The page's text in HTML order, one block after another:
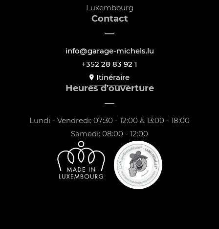
Luxembourg
Contact
info@garage-michels.lu
+352 28 83 92 1
Itinéraire
Heures d'ouverture
Lundi - Vendredi: 07:30 - 12:00 & 13:00 - 18:00
Samedi: 08:00 - 12:00